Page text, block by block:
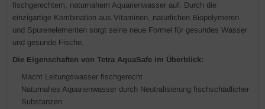
fischgerechtem, naturnahem Aquarienwasser auf. Durch die
einzigartige Kombination aus Vitaminen, natürlichen Biopolymeren
und Spurenelementen sorgt seine neue Formel für gesundes Wasser
und gesunde Fische.
Die Eigenschaften von Tetra AquaSafe im Überblick:
Macht Leitungswasser fischgerecht
Naturnahes Aquarienwasser durch Neutralisierung fischschädlicher
Substanzen